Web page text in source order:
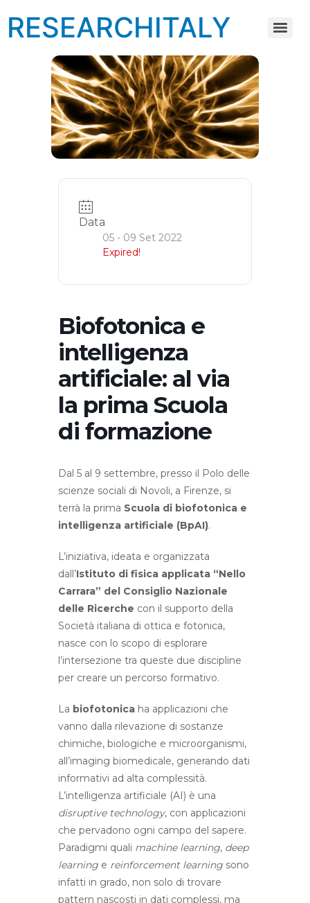
RESEARCHITALY
Data
05 - 09 Set 2022
Expired!
Biofotonica e
intelligenza
artificiale: al via
la prima Scuola
di formazione
Dal 5 al 9 settembre, presso il Polo delle
scienze sociali di Novoli, a Firenze, si
terrà la prima Scuola di biofotonica e
intelligenza artificiale (BpAI).
L’iniziativa, ideata e organizzata
dall’Istituto di fisica applicata “Nello
Carrara” del Consiglio Nazionale
delle Ricerche con il supporto della
Società italiana di ottica e fotonica,
nasce con lo scopo di esplorare
l’intersezione tra queste due discipline
per creare un percorso formativo.
La biofotonica ha applicazioni che
vanno dalla rilevazione di sostanze
chimiche, biologiche e microorganismi,
all’imaging biomedicale, generando dati
informativi ad alta complessità.
L’intelligenza artificiale (AI) è una
disruptive technology, con applicazioni
che pervadono ogni campo del sapere.
Paradigmi quali machine learning, deep
learning e reinforcement learning sono
infatti in grado, non solo di trovare
pattern nascosti in dati complessi, ma